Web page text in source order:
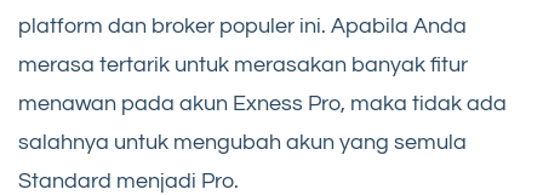
platform dan broker populer ini. Apabila Anda
merasa tertarik untuk merasakan banyak fitur
menawan pada akun Exness Pro, maka tidak ada
salahnya untuk mengubah akun yang semula
Standard menjadi Pro.